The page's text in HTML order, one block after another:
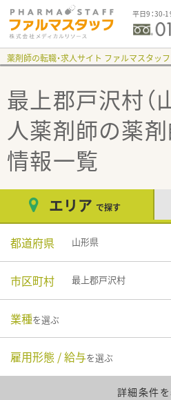
平日9：30-
薬剤師の転職・求人サイト ファルマスタッフ
最上郡戸沢村（
人薬剤師の薬
情報一覧
エリア で探す
都道府県 山形県
市区町村 最上郡戸沢村
業種を選ぶ
雇用形態 / 給与を選ぶ
詳細条件